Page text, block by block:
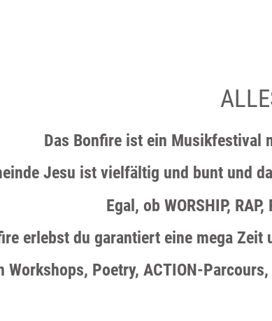
Das Bonfire ist ein Musikfestival
Jesu ist vielfältig und bunt und
Egal, ob WORSHIP,
erlebst du garantiert eine mega
Workshops, Poetry, ACTION-